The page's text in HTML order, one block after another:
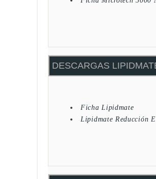
DESCARGAS
Ficha Lipidmate
Lipidmate Reducción